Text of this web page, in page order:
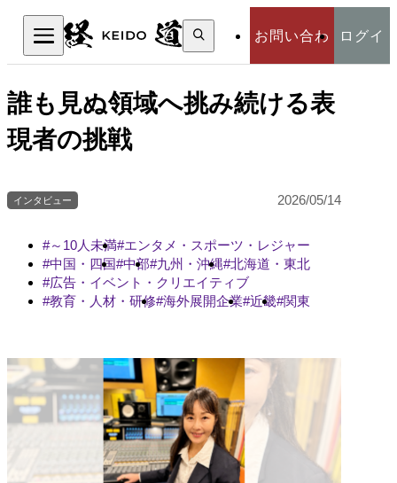
お問い合わ
せ
ログイ
検
索:
検索
誰も見ぬ領域へ挑み続ける表
現者の挑戦
インタビュー 2026/05/14
～10人未満 エンタメ・スポーツ・レジャー
中国・四国 中部 九州・沖縄 北海道・東北
広告・イベント・クリエイティブ
教育・人材・研修 海外展開企業 近畿 関東